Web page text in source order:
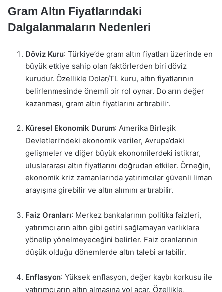
Gram Altın Fiyatlarındaki
Dalgalanmaların Nedenleri
Döviz Kuru: Türkiye’de gram altın fiyatları üzerinde en
büyük etkiye sahip olan faktörlerden biri döviz
kurudur. Özellikle Dolar/TL kuru, altın fiyatlarının
belirlenmesinde önemli bir rol oynar. Doların değer
kazanması, gram altın fiyatlarını artırabilir.
Küresel Ekonomik Durum: Amerika Birleşik
Devletleri’ndeki ekonomik veriler, Avrupa’daki
gelişmeler ve diğer büyük ekonomilerdeki istikrar,
uluslararası altın fiyatlarını doğrudan etkiler. Örneğin,
ekonomik kriz zamanlarında yatırımcılar güvenli liman
arayışına girebilir ve altın alımını artırabilir.
Faiz Oranları: Merkez bankalarının politika faizleri,
yatırımcıların altın gibi getiri sağlamayan varlıklara
yönelip yönelmeyeceğini belirler. Faiz oranlarının
düşük olduğu dönemlerde altın talebi artabilir.
Enflasyon: Yüksek enflasyon, değer kaybı korkusu ile
yatırımcıların altın almasına yol açar. Özellikle,